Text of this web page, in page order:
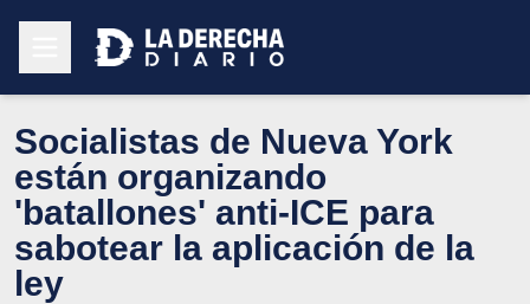
Socialistas de Nueva York
están organizando
'batallones' anti-ICE para
sabotear la aplicación de la
ley